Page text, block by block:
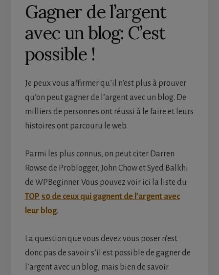
Gagner de l’argent
avec un blog: C’est
possible !
Je peux vous affirmer qu’il n’est plus à prouver
qu’on peut gagner de l’argent avec un blog. De
milliers de personnes ont réussi à le faire et leurs
histoires ont parcouru le web.
Parmi les plus connus, on peut citer Darren
Rowse de Problogger, John Chow et Syed Balkhi
de WPBeginner. Vous pouvez voir ici la liste du
TOP 50 de ceux qui gagnent de l’argent avec
leur blog.
La question que vous devez vous poser n’est
donc pas de savoir s’il est possible de gagner de
l’argent avec un blog, mais bien de savoir